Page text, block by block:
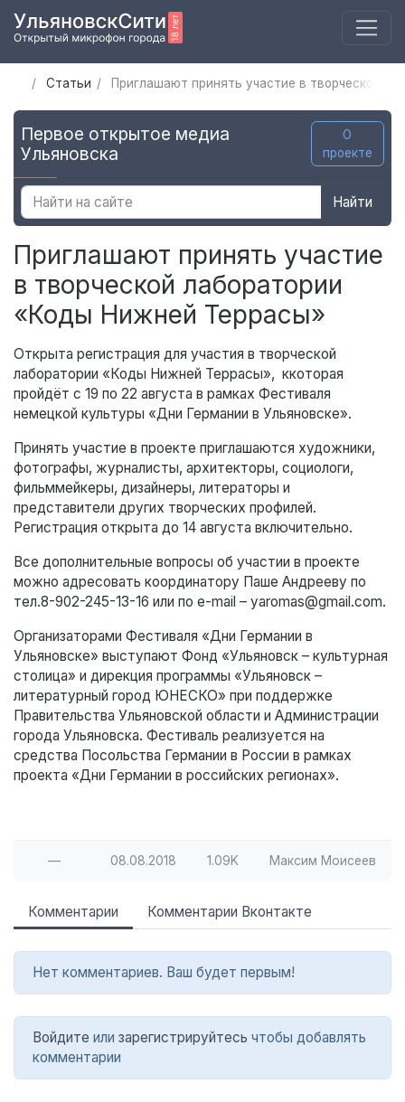
Статьи Приглашают принять участие в творческой
Первое открытое медиа
Ульяновска
О
проекте
Найти
Приглашают принять участие
в творческой лаборатории
«Коды Нижней Террасы»
Открыта регистрация для участия в творческой
лаборатории «Коды Нижней Террасы», ккоторая
пройдёт с 19 по 22 августа в рамках Фестиваля
немецкой культуры «Дни Германии в Ульяновске».
Принять участие в проекте приглашаются художники,
фотографы, журналисты, архитекторы, социологи,
фильммейкеры, дизайнеры, литераторы и
представители других творческих профилей.
Регистрация открыта до 14 августа включительно.
Все дополнительные вопросы об участии в проекте
можно адресовать координатору Паше Андрееву по
тел.8-902-245-13-16 или по e-mail – yaromas@gmail.com.
Организаторами Фестиваля «Дни Германии в
Ульяновске» выступают Фонд «Ульяновск – культурная
столица» и дирекция программы «Ульяновск –
литературный город ЮНЕСКО» при поддержке
Правительства Ульяновской области и Администрации
города Ульяновска. Фестиваль реализуется на
средства Посольства Германии в России в рамках
проекта «Дни Германии в российских регионах».
— 08.08.2018 1.09K Максим Моисеев
Комментарии Комментарии Вконтакте
Нет комментариев. Ваш будет первым!
Войдите или зарегистрируйтесь чтобы добавлять
комментарии